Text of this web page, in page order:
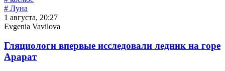
# Луна
1 августа, 20:27
Evgenia Vavilova
Гляциологи впервые исследовали ледник на горе
Арарат